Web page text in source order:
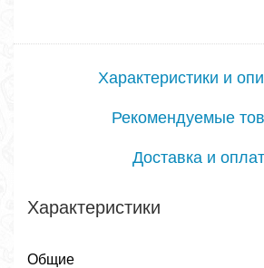
Характеристики и
Рекомендуемые
Доставка и
Характеристики
Общие